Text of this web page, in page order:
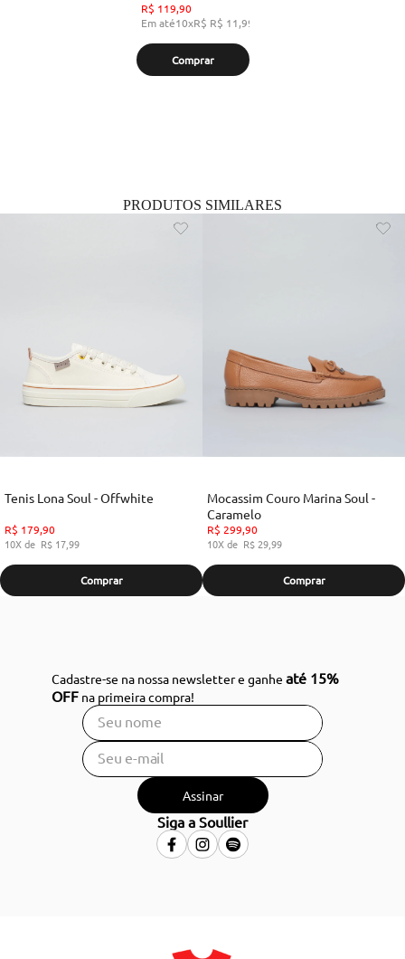
R$ 119,90
Em até10xR$ R$ 11,99
Comprar
PRODUTOS SIMILARES
Tenis Lona Soul - Offwhite
R$ 179,90
10
R$ 17,99
Comprar
Mocassim Couro Marina Soul -
Caramelo
R$ 299,90
10
R$ 29,99
Comprar
Cadastre-se na nossa newsletter e ganheaté 15%
OFF na primeira compra!
Assinar
Siga a Soullier